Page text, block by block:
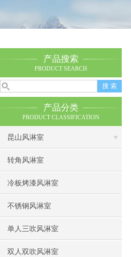
产品搜索
PRODUCT SEARCH
产品分类
PRODUCT CLASSIFICATION
昆山风淋室
转角风淋室
冷板烤漆风淋室
不锈钢风淋室
单人三吹风淋室
双人双吹风淋室